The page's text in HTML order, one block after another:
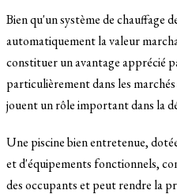
Bien qu'un système de chauffage
automatiquement la valeur
constituer un avantage apprécié
particulièrement dans les
jouent un rôle important dans la
Une piscine bien entretenue,
et d'équipements fonctionnels,
des occupants et peut rendre la